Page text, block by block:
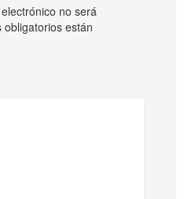
no será
obligatorios están